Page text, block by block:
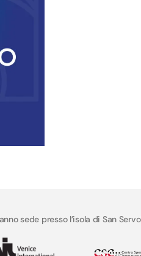
sede presso l’isola di San